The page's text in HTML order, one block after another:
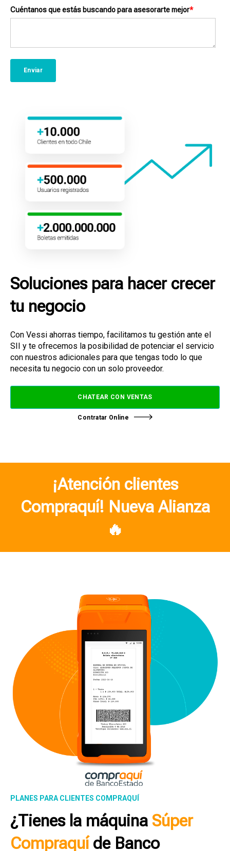
Cuéntanos que estás buscando para asesorarte mejor*
Soluciones para hacer crecer
tu negocio
Con Vessi ahorras tiempo, facilitamos tu gestión ante el
SII y te ofrecemos la posibilidad de potenciar el servicio
con nuestros adicionales para que tengas todo lo que
necesita tu negocio con un solo proveedor.
CHATEAR CON VENTAS
Contratar Online
¡Atención clientes
Compraquí! Nueva Alianza
🔥​
PLANES PARA CLIENTES COMPRAQUÍ
¿Tienes la máquina Súper
Compraquíde Banco